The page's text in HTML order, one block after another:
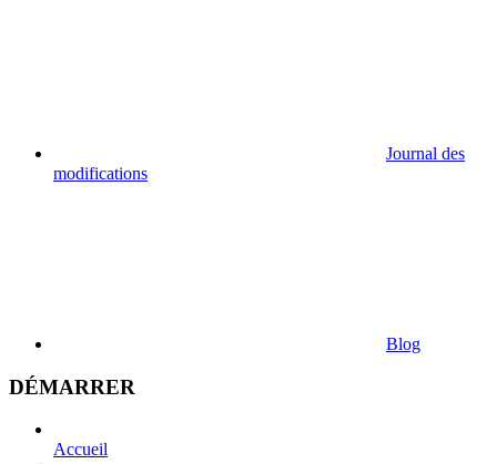
Journal des
modifications
Blog
DÉMARRER
Accueil